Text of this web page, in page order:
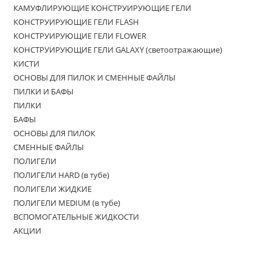
КАМУФЛИРУЮЩИЕ КОНСТРУИРУЮЩИЕ ГЕЛИ
КОНСТРУИРУЮЩИЕ ГЕЛИ FLASH
КОНСТРУИРУЮЩИЕ ГЕЛИ FLOWER
КОНСТРУИРУЮЩИЕ ГЕЛИ GALAXY (светоотражающие)
КИСТИ
ОСНОВЫ ДЛЯ ПИЛОК И СМЕННЫЕ ФАЙЛЫ
ПИЛКИ И БАФЫ
ПИЛКИ
БАФЫ
ОСНОВЫ ДЛЯ ПИЛОК
СМЕННЫЕ ФАЙЛЫ
ПОЛИГЕЛИ
ПОЛИГЕЛИ HARD (в тубе)
ПОЛИГЕЛИ ЖИДКИЕ
ПОЛИГЕЛИ MEDIUM (в тубе)
ВСПОМОГАТЕЛЬНЫЕ ЖИДКОСТИ
АКЦИИ